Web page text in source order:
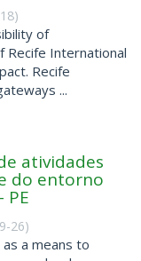
)
of
Recife International
Recife
...
atividades
do entorno
PE
26)
a means to